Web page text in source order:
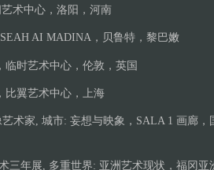
术中心，洛阳，河南
AI MADINA，贝鲁特，黎巴嫩
时艺术中心，伦敦，英国
比翼艺术中心，上海
术家, 城市: 妄想与映象，SALA 1 画廊，
三年展, 多重世界: 亚洲艺术现状，福冈